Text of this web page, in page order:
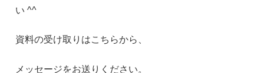
い ^^
資料の受け取りはこちらから、
メッセージをお送りください。